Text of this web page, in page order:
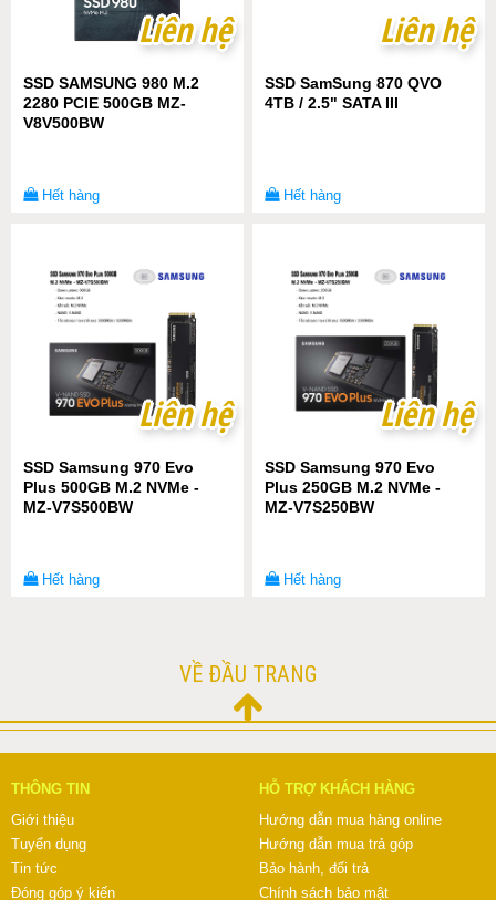
Liên hệ
Liên hệ
SSD SAMSUNG 980 M.2
2280 PCIE 500GB MZ-
V8V500BW
Hết hàng
Liên hệ
Liên hệ
SSD SamSung 870 QVO
4TB / 2.5" SATA III
Hết hàng
Liên hệ
Liên hệ
SSD Samsung 970 Evo
Plus 500GB M.2 NVMe -
MZ-V7S500BW
Hết hàng
Liên hệ
Liên hệ
SSD Samsung 970 Evo
Plus 250GB M.2 NVMe -
MZ-V7S250BW
Hết hàng
VỀ ĐẦU TRANG
THÔNG TIN
Giới thiệu
Tuyển dụng
Tin tức
Đóng góp ý kiến
HỖ TRỢ KHÁCH HÀNG
Hướng dẫn mua hàng online
Hướng dẫn mua trả góp
Bảo hành, đổi trả
Chính sách bảo mật